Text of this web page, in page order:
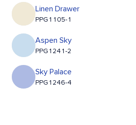
Linen Drawer
PPG1105-1
Aspen Sky
PPG1241-2
Sky Palace
PPG1246-4